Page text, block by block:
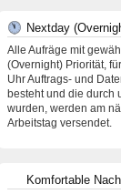
Nextday
Alle Aufräge mit
(Overnight) Priorität,
Uhr Auftrags- und
besteht und die durch
wurden, werden am
Arbeitstag versendet.
Komfortable